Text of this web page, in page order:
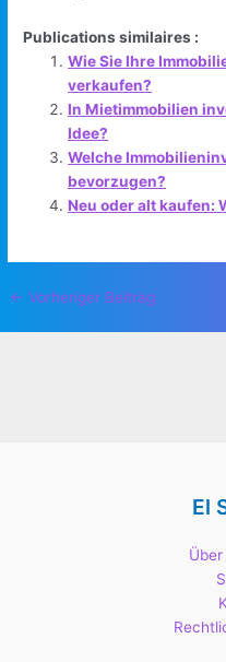
Publications similaires :
Wie Sie Ihre
verkaufen?
In Mietimmobilien
Idee?
Welche
bevorzugen?
Neu oder alt kaufen:
Post
← Vorheriger Beitrag
El
Über